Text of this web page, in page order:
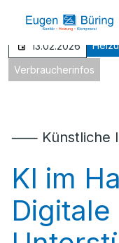
13.02.2026
Verbraucherinfos
⸺ Künstliche
KI im
Digitale